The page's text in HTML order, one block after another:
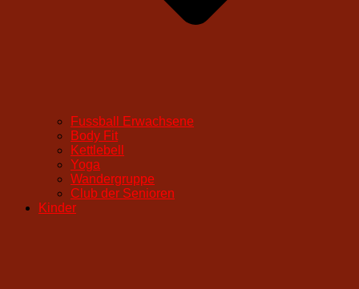
Fussball Erwachsene
Body Fit
Kettlebell
Yoga
Wandergruppe
Club der Senioren
Kinder